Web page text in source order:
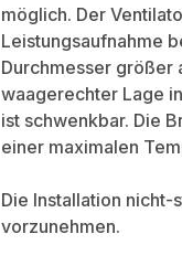
möglich. Der
Leistungsaufnahme
Durchmesser größer
waagerechter Lage
ist schwenkbar. Die
einer maximalen
Die Installation
vorzunehmen.